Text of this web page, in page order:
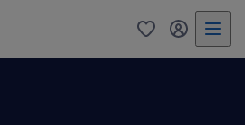
0 Mein